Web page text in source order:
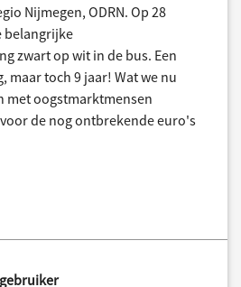
Nijmegen, ODRN. Op 28
belangrijke
zwart op wit in de bus. Een
maar toch 9 jaar! Wat we nu
met oogstmarktmensen
de nog ontbrekende euro's